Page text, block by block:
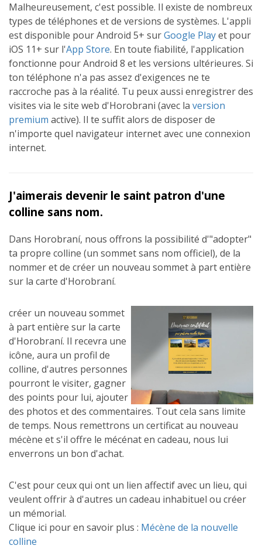
Malheureusement, c'est possible. Il existe de nombreux
types de téléphones et de versions de systèmes. L'appli
est disponible pour Android 5+ surGoogle Playet pour
iOS 11+ sur l'App Store. En toute fiabilité, l'application
fonctionne pour Android 8 et les versions ultérieures. Si
ton téléphone n'a pas assez d'exigences ne te
raccroche pas à la réalité. Tu peux aussi enregistrer des
visites via le site web d'Horobrani (avec la version
premium active). Il te suffit alors de disposer de
n'importe quel navigateur internet avec une connexion
internet.
J'aimerais devenir le saint patron d'une
colline sans nom.
Dans Horobraní, nous offrons la possibilité d'"adopter"
ta propre colline (un sommet sans nom officiel), de la
nommer et de créer un nouveau sommet à part entière
sur la carte d'Horobraní.
créer un nouveau sommet
à part entière sur la carte
d'Horobraní. Il recevra une
icône, aura un profil de
colline, d'autres personnes
pourront le visiter, gagner
des points pour lui, ajouter
des photos et des commentaires. Tout cela sans limite
de temps. Nous remettrons un certificat au nouveau
mécène et s'il offre le mécénat en cadeau, nous lui
enverrons un bon d'achat.
C'est pour ceux qui ont un lien affectif avec un lieu, qui
veulent offrir à d'autres un cadeau inhabituel ou créer
un mémorial.
Clique ici pour en savoir plus : Mécène de la nouvelle
colline